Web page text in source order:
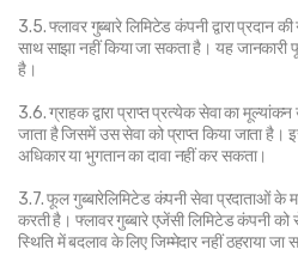
3.5. फ्लावर गुब्बारे लिमिटेड कंपनी द्वारा प्रदान
साथ साझा नहीं किया जा सकता है। यह जानकारी
है।
3.6. ग्राहक द्वारा प्राप्त प्रत्येक सेवा का
जाता है जिसमें उस सेवा को प्राप्त किया जाता है।
अधिकार या भुगतान का दावा नहीं कर सकता।
3.7. फूल गुब्बारेलिमिटेड कंपनी सेवा प्रदाताओं के
करती है। फ्लावर गुब्बारे एजेंसी लिमिटेड कंपनी
स्थिति में बदलाव के लिए जिम्मेदार नहीं ठहराया जा